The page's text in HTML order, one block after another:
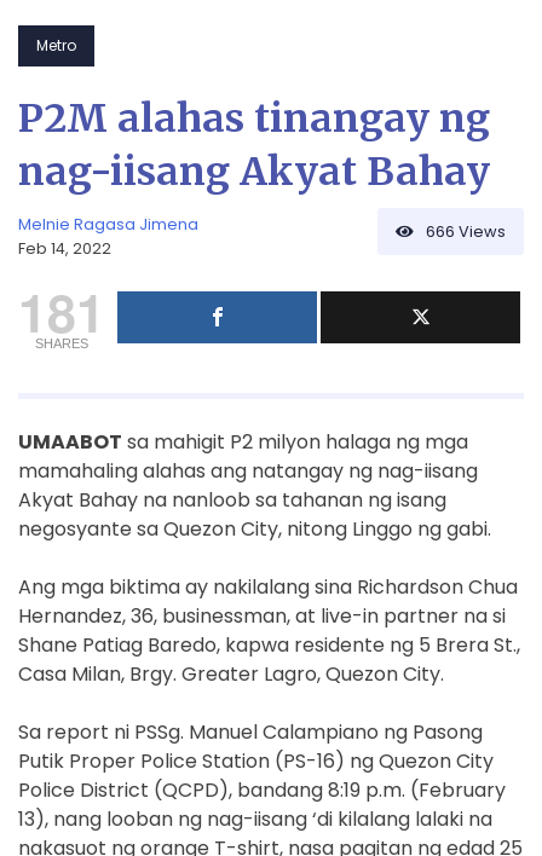
Metro
P2M alahas tinangay ng
nag-iisang Akyat Bahay
Melnie Ragasa Jimena
Feb 14, 2022
666 Views
181
SHARES
UMAABOT sa mahigit P2 milyon halaga ng mga
mamahaling alahas ang natangay ng nag-iisang
Akyat Bahay na nanloob sa tahanan ng isang
negosyante sa Quezon City, nitong Linggo ng gabi.
Ang mga biktima ay nakilalang sina Richardson Chua
Hernandez, 36, businessman, at live-in partner na si
Shane Patiag Baredo, kapwa residente ng 5 Brera St.,
Casa Milan, Brgy. Greater Lagro, Quezon City.
Sa report ni PSSg. Manuel Calampiano ng Pasong
Putik Proper Police Station (PS-16) ng Quezon City
Police District (QCPD), bandang 8:19 p.m. (February
13), nang looban ng nag-iisang ‘di kilalang lalaki na
nakasuot ng orange T-shirt, nasa pagitan ng edad 25